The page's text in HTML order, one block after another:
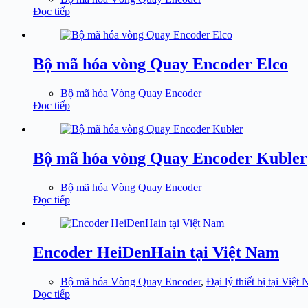
Đọc tiếp
Bộ mã hóa vòng Quay Encoder Elco
Bộ mã hóa Vòng Quay Encoder
Đọc tiếp
Bộ mã hóa vòng Quay Encoder Kubler
Bộ mã hóa Vòng Quay Encoder
Đọc tiếp
Encoder HeiDenHain tại Việt Nam
Bộ mã hóa Vòng Quay Encoder, Đại lý thiết bị tại Việt
Đọc tiếp